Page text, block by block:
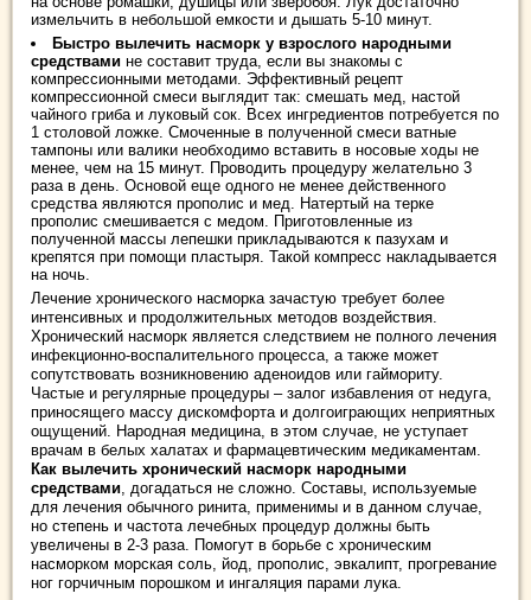
измельчить в небольшой емкости и дышать 5-10 минут.
Быстро вылечить насморк у взрослого народными
средствами не составит труда, если вы знакомы с
компрессионными методами. Эффективный рецепт
компрессионной смеси выглядит так: смешать мед, настой
чайного гриба и луковый сок. Всех ингредиентов потребуется по
1 столовой ложке. Смоченные в полученной смеси ватные
тампоны или валики необходимо вставить в носовые ходы не
менее, чем на 15 минут. Проводить процедуру желательно 3
раза в день. Основой еще одного не менее действенного
средства являются прополис и мед. Натертый на терке
прополис смешивается с медом. Приготовленные из
полученной массы лепешки прикладываются к пазухам и
крепятся при помощи пластыря. Такой компресс накладывается
на ночь.
Лечение хронического насморка зачастую требует более
интенсивных и продолжительных методов воздействия.
Хронический насморк является следствием не полного лечения
инфекционно-воспалительного процесса, а также может
сопутствовать возникновению аденоидов или гаймориту.
Частые и регулярные процедуры – залог избавления от недуга,
приносящего массу дискомфорта и долгоиграющих неприятных
ощущений. Народная медицина, в этом случае, не уступает
врачам в белых халатах и фармацевтическим медикаментам.
Как вылечить хронический насморк народными
средствами, догадаться не сложно. Составы, используемые
для лечения обычного ринита, применимы и в данном случае,
но степень и частота лечебных процедур должны быть
увеличены в 2-3 раза. Помогут в борьбе с хроническим
насморком морская соль, йод, прополис, эвкалипт, прогревание
ног горчичным порошком и ингаляция парами лука.